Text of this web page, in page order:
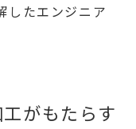
したエンジニア
がもたらす